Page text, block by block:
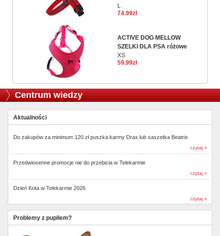
L
74.99zł
ACTIVE DOG MELLOW
SZELKI DLA PSA różowe
XS
59.99zł
Centrum wiedzy
Aktualności
Do zakupów za minimum 120 zł puszka karmy Drax lub saszetka Beatrix
czytaj »
Przedwiosenne promocje nie do przebicia w Telekarmie
czytaj »
Dzień Kota w Telekarmie 2026
czytaj »
Problemy z pupilem?